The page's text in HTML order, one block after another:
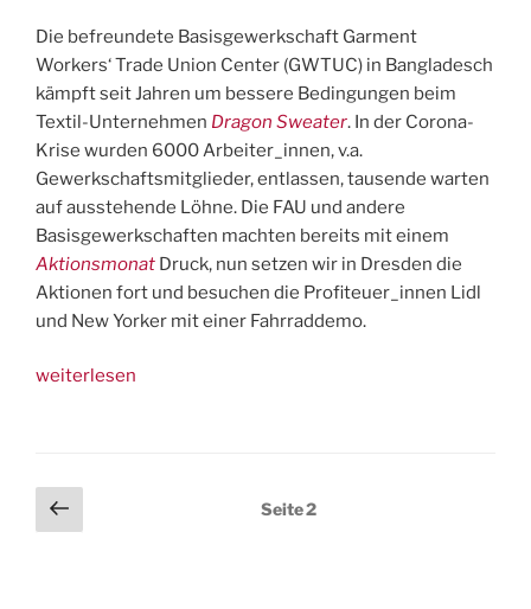
Die befreundete Basisgewerkschaft Garment
Workers‘ Trade Union Center (GWTUC) in Bangladesch
kämpft seit Jahren um bessere Bedingungen beim
Textil-Unternehmen Dragon Sweater. In der Corona-
Krise wurden 6000 Arbeiter_innen, v.a.
Gewerkschaftsmitglieder, entlassen, tausende warten
auf ausstehende Löhne. Die FAU und andere
Basisgewerkschaften machten bereits mit einem
Aktionsmonat Druck, nun setzen wir in Dresden die
Aktionen fort und besuchen die Profiteuer_innen Lidl
und New Yorker mit einer Fahrraddemo.
„22.9.:
classe‘
weiterlesen
Seitennummerierung
der
Vorherige
Seite
Seite2